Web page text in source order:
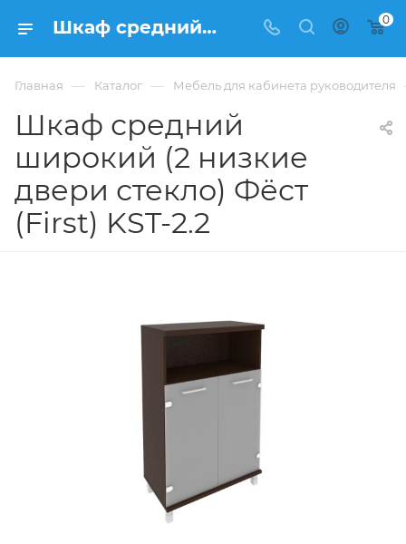
Шкаф средний широкий (2 низкие двери стекло) Фёст (First) KST-2.2 купить в Москве, цена 17 055 ₽. - интернет-магазин ФРАНКОМ 0
Главная — Каталог — Мебель для кабинета руководителя
Шкаф средний
широкий (2 низкие
двери стекло) Фёст
(First) KST-2.2